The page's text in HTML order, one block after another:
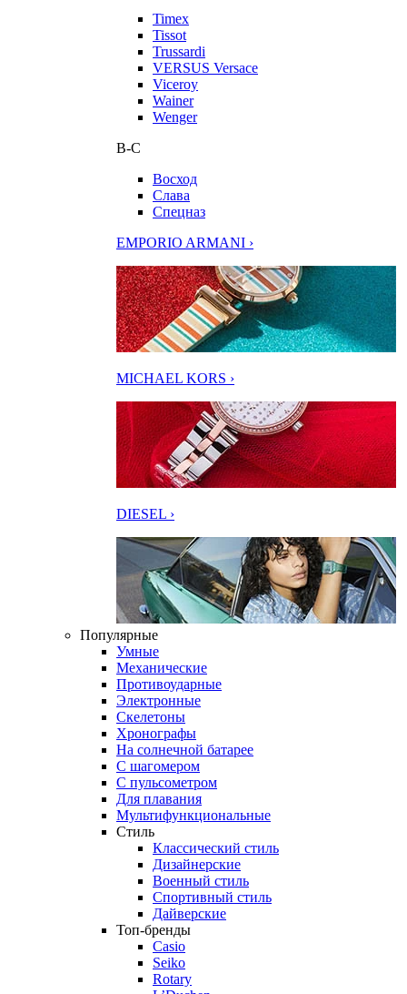
Timex
Tissot
Trussardi
VERSUS Versace
Viceroy
Wainer
Wenger
В-С
Восход
Слава
Спецназ
EMPORIO ARMANI ›
MICHAEL KORS ›
DIESEL ›
Популярные
Умные
Механические
Противоударные
Электронные
Скелетоны
Хронографы
На солнечной батарее
С шагомером
С пульсометром
Для плавания
Мультифункциональные
Стиль
Классический стиль
Дизайнерские
Военный стиль
Спортивный стиль
Дайверские
Топ-бренды
Casio
Seiko
Rotary